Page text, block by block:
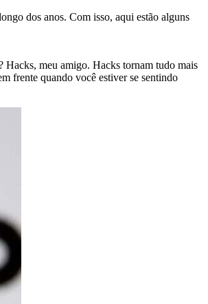
dos anos. Com isso, aqui estão alguns
Hacks, meu amigo. Hacks tornam tudo mais
frente quando você estiver se sentindo